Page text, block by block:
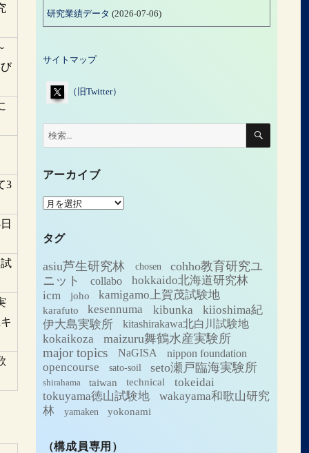
3
研究業績データ (2026-07-06)
サイトマップ
（旧Twitter）
検
検
アーカイブ
ア
カ
イ
タグ
asiu芦生研究林 chosen
cohho教育研究ユ
ニット
collabo hokkaido北海道研究林
icm joho kamigamo上賀茂試験地
karafuto kesennuma kibunka
kiioshima紀
伊大島実験所
kitashirakawa北白川試験地
kokaikoza maizuru舞鶴水産実験所
major topics NaGISA nippon foundation
opencourse sato-soil seto瀬戸臨海実験所
shirahama taiwan technical
tokeidai
tokuyama徳山試験地
wakayama和歌山研究
林
yamaken yokonami
（構成員専用）